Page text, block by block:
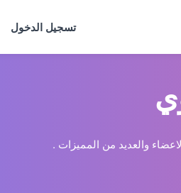
تسجيل الدخول
والعديد من المميزات .